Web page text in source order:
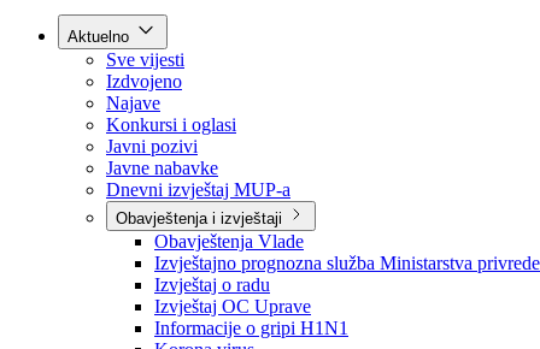
Kontakt
Aktuelno
Sve vijesti
Izdvojeno
Najave
Konkursi i oglasi
Javni pozivi
Javne nabavke
Dnevni izvještaj MUP-a
Obavještenja i izvještaji
Obavještenja Vlade
Izvještajno prognozna služba Ministarstva privrede